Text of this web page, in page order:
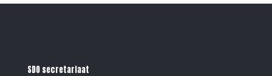
SDO secretariaat